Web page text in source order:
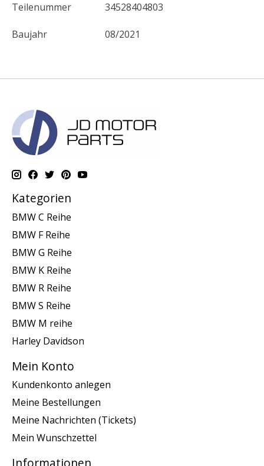
Teilenummer 34528404803
Baujahr 08/2021
Kategorien
BMW C Reihe
BMW F Reihe
BMW G Reihe
BMW K Reihe
BMW R Reihe
BMW S Reihe
BMW M reihe
Harley Davidson
Mein Konto
Kundenkonto anlegen
Meine Bestellungen
Meine Nachrichten (Tickets)
Mein Wunschzettel